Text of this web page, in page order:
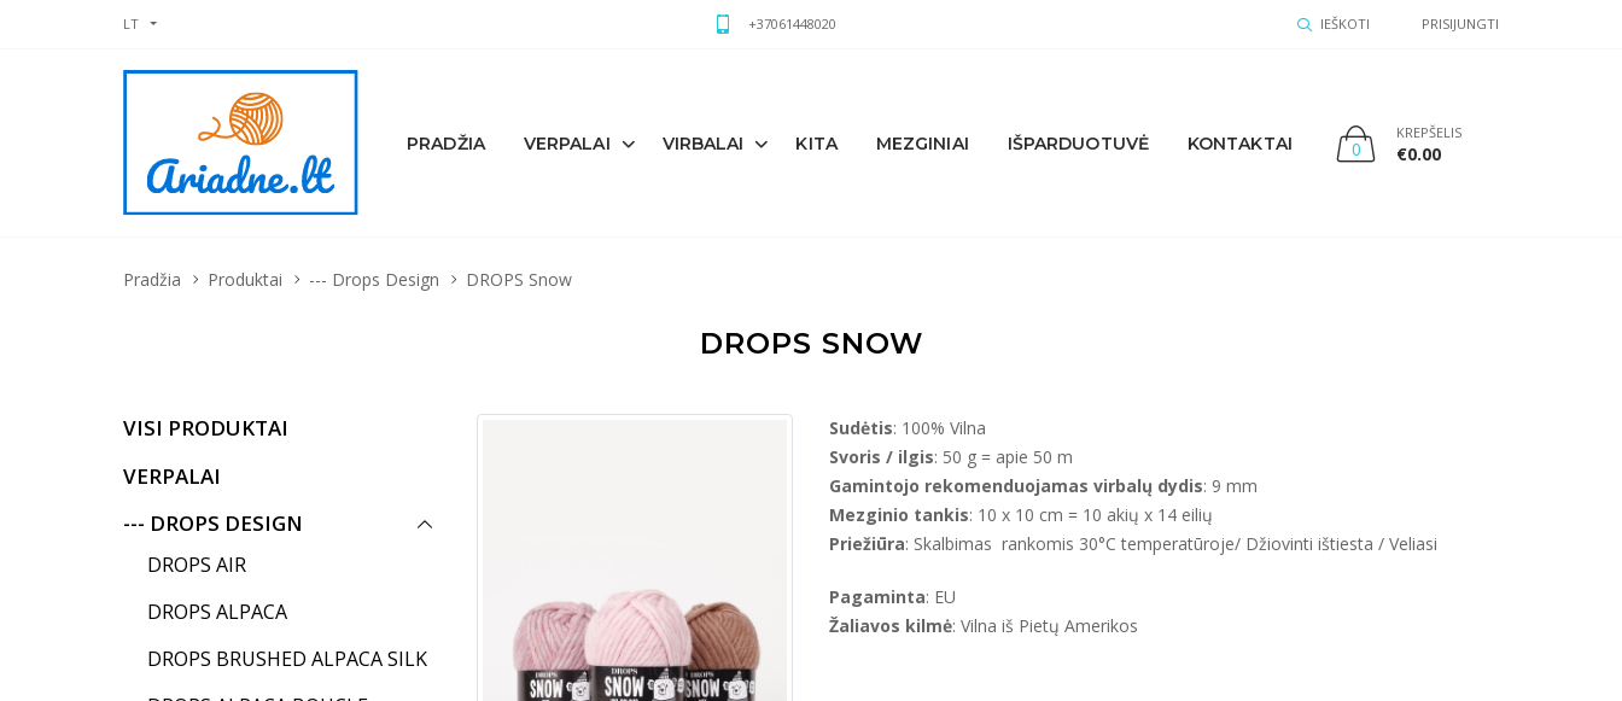
LT +37061448020 IEŠKOTI PRISIJUNGTI
PRADŽIA VERPALAI VIRBALAI KITA MEZGINIAI IŠPARDUOTUVĖ KONTAKTAI 0
KREPŠELIS
€0.00
Pradžia Produktai --- Drops Design DROPS Snow
DROPS SNOW
VISI PRODUKTAI
VERPALAI
--- DROPS DESIGN
DROPS AIR
DROPS ALPACA
DROPS BRUSHED ALPACA SILK
Sudėtis: 100% Vilna
Svoris / ilgis: 50 g = apie 50 m
Gamintojo rekomenduojamas virbalų dydis: 9 mm
Mezginio tankis: 10 x 10 cm = 10 akių x 14 eilių
Priežiūra: Skalbimas rankomis 30°C temperatūroje/ Džiovinti ištiesta / Veliasi
Pagaminta: EU
Žaliavos kilmė: Vilna iš Pietų Amerikos